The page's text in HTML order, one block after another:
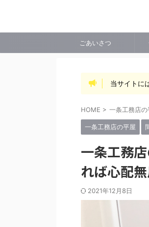
ごあいさつ
当サイトに
HOME > 一条工務店の
一条工務店の平屋
一条工務
れば心配
2021年12月8日